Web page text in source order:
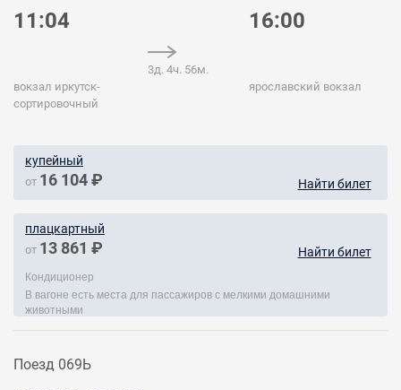
11:04
вокзал иркутск-
сортировочный
3д. 4ч. 56м.
16:00
ярославский вокзал
купейный
от 16 104 ₽ Найти билет
плацкартный
от 13 861 ₽ Найти билет
Кондиционер
В вагоне есть места для пассажиров с мелкими домашними
животными
Поезд 069Ь